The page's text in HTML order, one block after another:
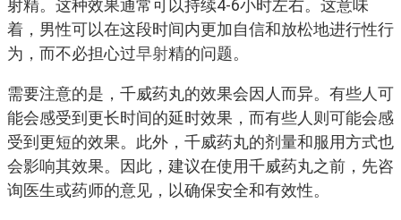
射精。这种效果通常可以持续4-6小时左右。这意味
着，男性可以在这段时间内更加自信和放松地进行性行
为，而不必担心过早射精的问题。
需要注意的是，千威药丸的效果会因人而异。有些人可
能会感受到更长时间的延时效果，而有些人则可能会感
受到更短的效果。此外，千威药丸的剂量和服用方式也
会影响其效果。因此，建议在使用千威药丸之前，先咨
询医生或药师的意见，以确保安全和有效性。